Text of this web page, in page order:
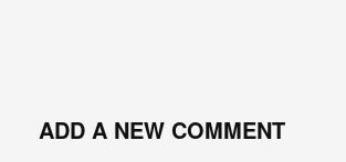
ADD A NEW COMMENT